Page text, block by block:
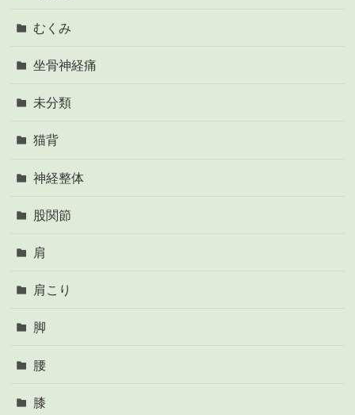
むくみ
坐骨神経痛
未分類
猫背
神経整体
股関節
肩
肩こり
脚
腰
膝